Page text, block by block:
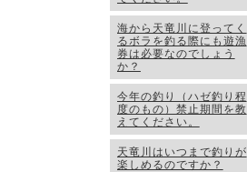
海から天竜川に登ってく
るボラを釣る際にも遊漁
券は必要なのでしょう
か？
今年の釣り（ハゼ釣り程
度のもの）禁止期間を教
えてください。
天竜川はいつまで釣りが
楽しめるのですか？